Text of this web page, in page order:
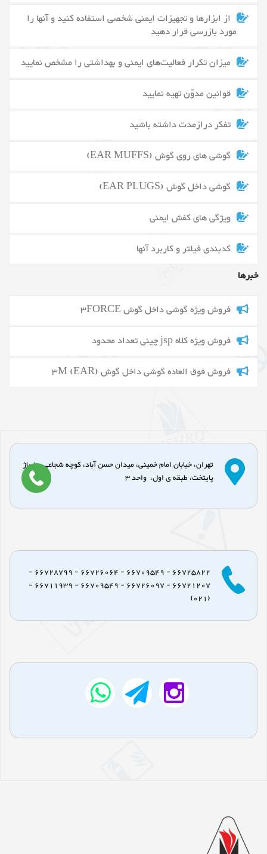
از ابزارها و تجهیزات ایمنی شخصی استفاده کنید و آنها را
مورد بازرسی قرار دهید
میزان تکرار فعالیت‌های ایمنی و بهداشتی را مشخص نمایید
قوانین مدوّن تهیه نمایید
تفکر درازمدت داشته باشید
گوشی های روی گوش (EAR MUFFS)
گوشی داخل گوش (EAR PLUGS)
ویژگی های کفش ایمنی
کدبندی فیلتر و کاربرد آنها
خبرها
فروش ویژه گوشی داخل گوش 3FORCE
فروش ویژه کلاه jsp چینی تعداد محدود
فروش فوق العاده گوشی داخل گوش 3M (EAR)
تهران، خیابان امام خمینی، میدان حسن آباد، کوچه شجاعی، پاساژ
پایتخت، طبقه ی اول، واحد 3
66725822 - 66709549 - 66726064 - 66728799 -
66721207 - 66726097 - 66709549 - 66711939 -
(021)